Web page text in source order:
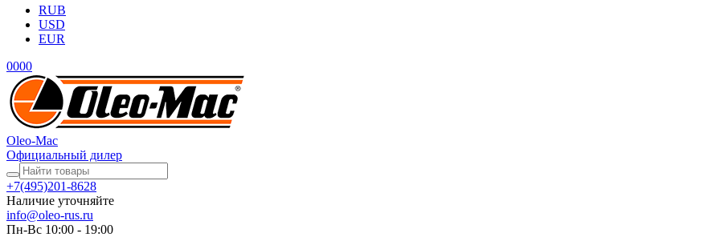
RUB
USD
EUR
0000
Oleo-Mac
Официальный дилер
+7(495)201-8628
Наличие уточняйте
info@oleo-rus.ru
Пн-Вс 10:00 - 19:00